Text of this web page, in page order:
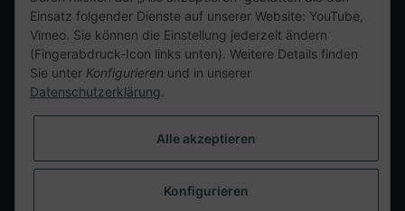
Kontaktdaten
tweet
teilen
Vertrag widerrufen
Einsatz folgender Dienste auf unserer Website: YouTube,
Vimeo. Sie können die Einstellung jederzeit ändern
(Fingerabdruck-Icon links unten). Weitere Details finden
Sie unter Konfigurieren und in unserer
Datenschutzerklärung.
Alle akzeptieren
Konfigurieren